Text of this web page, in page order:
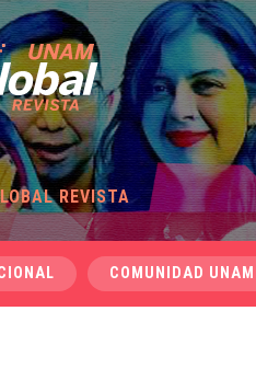
REVISTA
COMUNIDAD UNAM